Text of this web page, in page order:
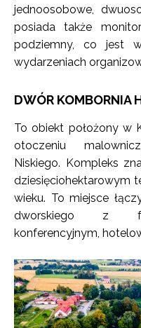
jednoosobowe,
posiada także
podziemny, co jest
wydarzeniach
DWÓR KOMBORNIA
To obiekt położony w
otoczeniu
Niskiego. Kompleks
dziesięciohektarowym
wieku. To miejsce
dworskiego z
konferencyjnym,